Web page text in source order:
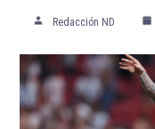
Redacción ND